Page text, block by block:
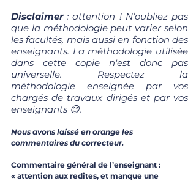
Disclaimer : attention ! N’oubliez pas
que la méthodologie peut varier selon
les facultés, mais aussi en fonction des
enseignants. La méthodologie utilisée
dans cette copie n'est donc pas
universelle. Respectez la
méthodologie enseignée par vos
chargés de travaux dirigés et par vos
enseignants 😊.
Nous avons laissé en orange les
commentaires du correcteur.
Commentaire général de l’enseignant :
« attention aux redites, et manque une